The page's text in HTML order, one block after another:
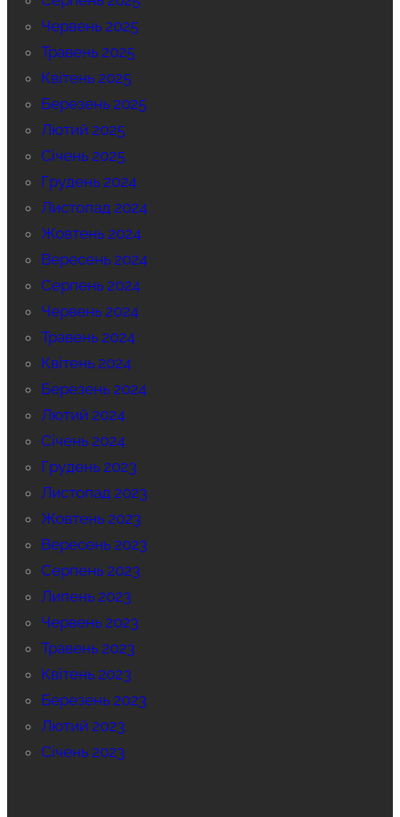
Червень 2025
Травень 2025
Квітень 2025
Березень 2025
Лютий 2025
Січень 2025
Грудень 2024
Листопад 2024
Жовтень 2024
Вересень 2024
Серпень 2024
Червень 2024
Травень 2024
Квітень 2024
Березень 2024
Лютий 2024
Січень 2024
Грудень 2023
Листопад 2023
Жовтень 2023
Вересень 2023
Серпень 2023
Липень 2023
Червень 2023
Травень 2023
Квітень 2023
Березень 2023
Лютий 2023
Січень 2023